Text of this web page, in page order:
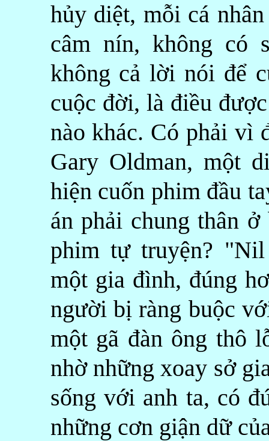
hủy diệt, mỗi cá
câm nín, không có
không cả lời nói để
cuộc đời, là điều
nào khác. Có phải vì
Gary Oldman, một
hiện cuốn phim đầu
án phải chung thân
phim tự truyện?
một gia đình, đúng
người bị ràng buộc
một gã đàn ông thô
nhờ những xoay sở
sống với anh ta, có
những cơn giận dữ